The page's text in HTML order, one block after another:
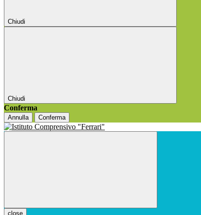
Chiudi
Chiudi
Conferma
Annulla Conferma
close